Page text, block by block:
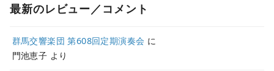
最新のレビュー／コメント
群馬交響楽団 第608回定期演奏会 に
門池恵子 より